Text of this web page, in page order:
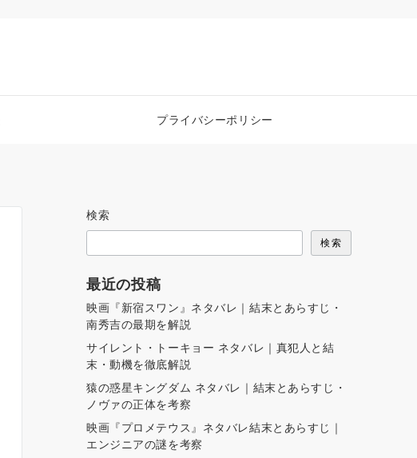
プライバシーポリシー
検索
検索
最近の投稿
映画『新宿スワン』ネタバレ｜結末とあらすじ・
南秀吉の最期を解説
サイレント・トーキョー ネタバレ｜真犯人と結
末・動機を徹底解説
猿の惑星キングダム ネタバレ｜結末とあらすじ・
ノヴァの正体を考察
映画『プロメテウス』ネタバレ結末とあらすじ｜
エンジニアの謎を考察